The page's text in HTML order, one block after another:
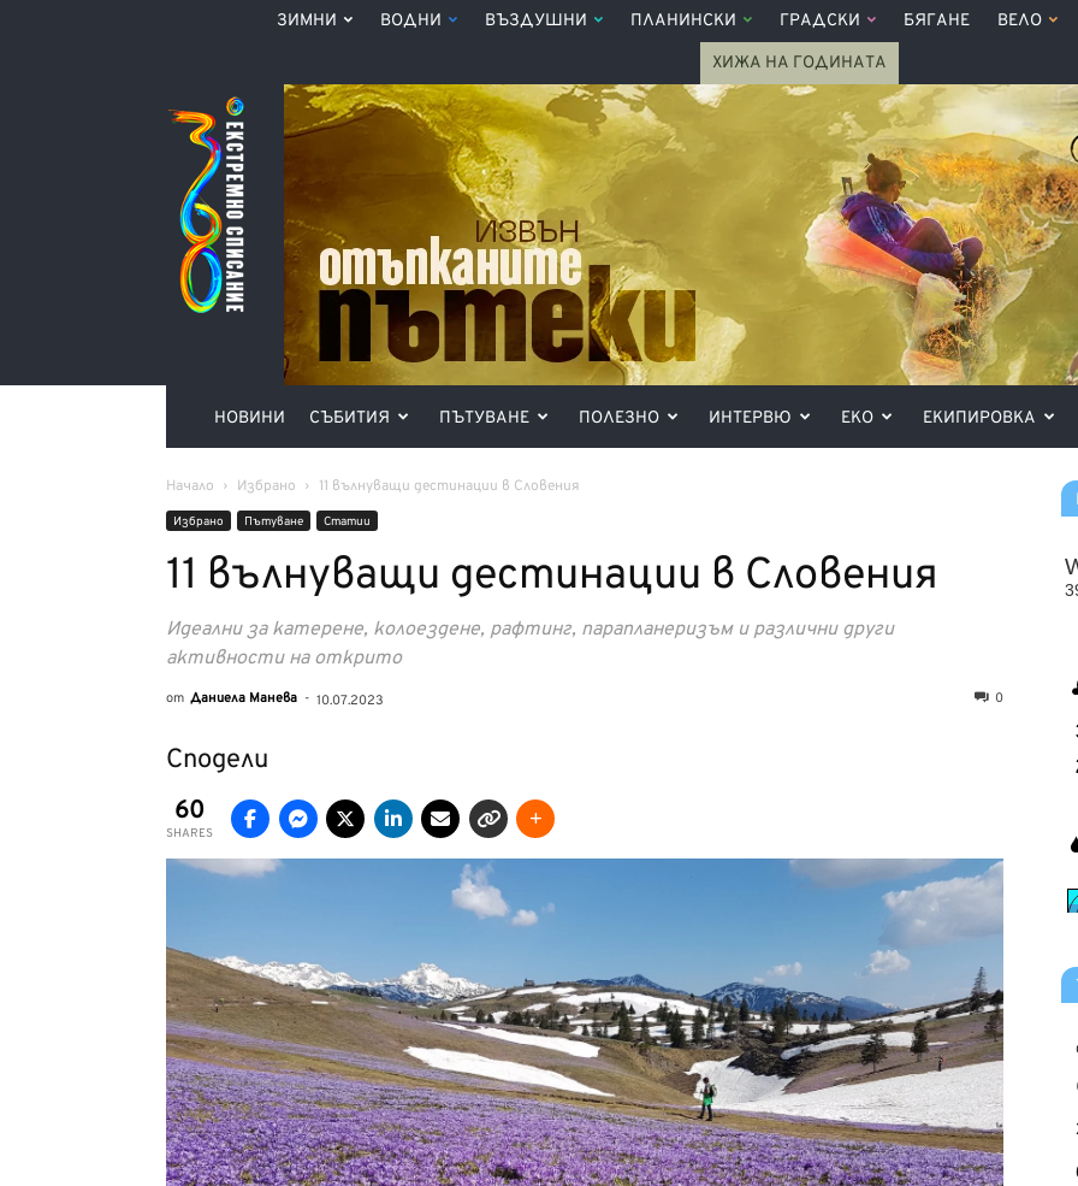
ЗИМНИ ВОДНИ ВЪЗДУШНИ ПЛАНИНСКИ ГРАДСКИ БЯГАНЕ ВЕЛО
ХИЖА НА ГОДИНАТА
Списание
360°
НОВИНИ СЪБИТИЯ ПЪТУВАНЕ ПОЛЕЗНО ИНТЕРВЮ ЕКО ЕКИПИРОВКА
Начало Избрано 11 вълнуващи дестинации в Словения
Избрано Пътуване Статии
11 вълнуващи дестинации в Словения
Идеални за катерене, колоездене, рафтинг, парапланеризъм и различни други
активности на открито
от Даниела Манева - 10.07.2023 0
Сподели
60
SHARES